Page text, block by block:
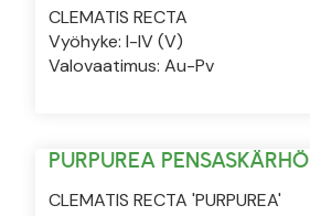
CLEMATIS RECTA
Vyöhyke: I-IV (V)
Valovaatimus: Au-Pv
PURPUREA PENSASKÄRHÖ
CLEMATIS RECTA 'PURPUREA'